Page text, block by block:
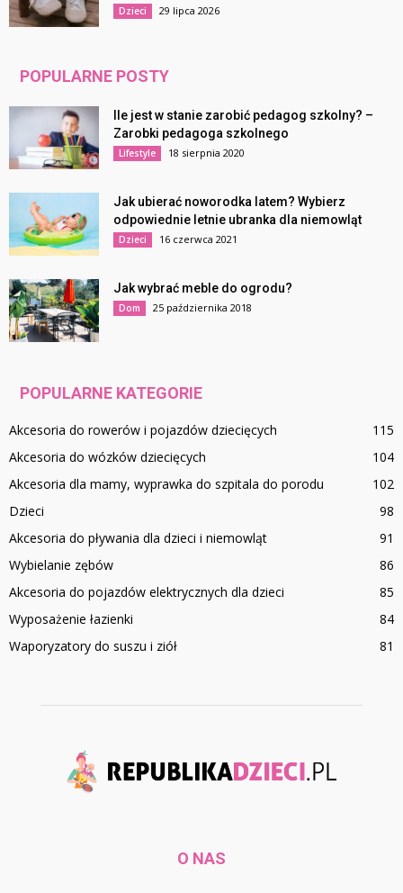
Dzieci 29 lipca 2026
POPULARNE POSTY
Ile jest w stanie zarobić pedagog szkolny? –
Zarobki pedagoga szkolnego
Lifestyle 18 sierpnia 2020
Jak ubierać noworodka latem? Wybierz
odpowiednie letnie ubranka dla niemowląt
Dzieci 16 czerwca 2021
Jak wybrać meble do ogrodu?
Dom 25 października 2018
POPULARNE KATEGORIE
Akcesoria do rowerów i pojazdów dziecięcych
115
Akcesoria do wózków dziecięcych
104
Akcesoria dla mamy, wyprawka do szpitala do porodu
102
Dzieci
98
Akcesoria do pływania dla dzieci i niemowląt
91
Wybielanie zębów
86
Akcesoria do pojazdów elektrycznych dla dzieci
85
Wyposażenie łazienki
84
Waporyzatory do suszu i ziół
81
O NAS